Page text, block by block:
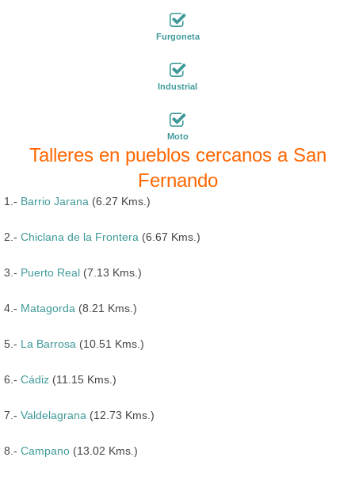
Furgoneta
Industrial
Moto
Talleres en pueblos cercanos a San
Fernando
1.- Barrio Jarana (6.27 Kms.)
2.- Chiclana de la Frontera (6.67 Kms.)
3.- Puerto Real (7.13 Kms.)
4.- Matagorda (8.21 Kms.)
5.- La Barrosa (10.51 Kms.)
6.- Cádiz (11.15 Kms.)
7.- Valdelagrana (12.73 Kms.)
8.- Campano (13.02 Kms.)